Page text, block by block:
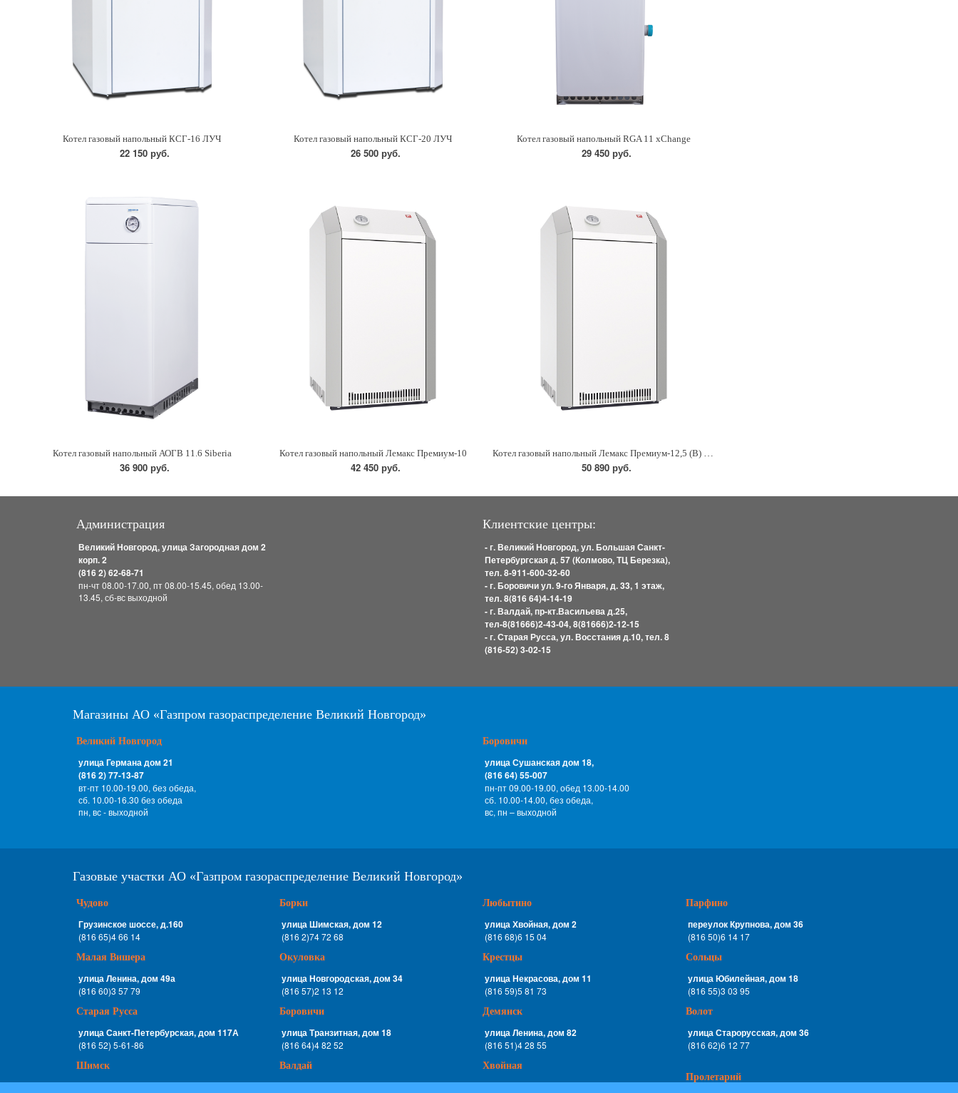
Котел газовый напольный КСГ-16 ЛУЧ
22 150 руб.
Котел газовый напольный КСГ-20 ЛУЧ
26 500 руб.
Котел газовый напольный RGA 11 xChange
29 450 руб.
Котел газовый напольный АОГВ 11.6 Siberia
36 900 руб.
Котел газовый напольный Лемакс Премиум-10
42 450 руб.
Котел газовый напольный Лемакс Премиум-12,5 (В) двухконтурный
50 890 руб.
Администрация
Великий Новгород, улица Загородная дом 2
корп. 2
(816 2) 62-68-71
пн-чт 08.00-17.00, пт 08.00-15.45, обед 13.00-
13.45, сб-вс выходной
Клиентские центры:
- г. Великий Новгород, ул. Большая Санкт-
Петербургская д. 57 (Колмово, ТЦ Березка),
тел. 8-911-600-32-60
- г. Боровичи ул. 9-го Января, д. 33, 1 этаж,
тел. 8(816 64)4-14-19
- г. Валдай, пр-кт.Васильева д.25,
тел-8(81666)2-43-04, 8(81666)2-12-15
- г. Старая Русса, ул. Восстания д.10, тел. 8
(816-52) 3-02-15
Магазины АО «Газпром газораспределение Великий Новгород»
Великий Новгород
улица Германа дом 21
(816 2) 77-13-87
вт-пт 10.00-19.00, без обеда,
сб. 10.00-16.30 без обеда
пн, вс - выходной
Боровичи
улица Сушанская дом 18,
(816 64) 55-007
пн-пт 09.00-19.00, обед 13.00-14.00
сб. 10.00-14.00, без обеда,
вс, пн – выходной
Газовые участки АО «Газпром газораспределение Великий Новгород»
Чудово
Грузинское шоссе, д.160
(816 65)4 66 14
Малая Вишера
улица Ленина, дом 49а
(816 60)3 57 79
Старая Русса
улица Санкт-Петербурская, дом 117А
(816 52) 5-61-86
Шимск
улица Ленина, дом 66
Борки
улица Шимская, дом 12
(816 2)74 72 68
Окуловка
улица Новгородская, дом 34
(816 57)2 13 12
Боровичи
улица Транзитная, дом 18
(816 64)4 82 52
Валдай
Дворецкий переезд, дом 5
Любытино
улица Хвойная, дом 2
(816 68)6 15 04
Крестцы
улица Некрасова, дом 11
(816 59)5 81 73
Демянск
улица Ленина, дом 82
(816 51)4 28 55
Хвойная
улица Советская, дом 8
Парфино
переулок Крупнова, дом 36
(816 50)6 14 17
Сольцы
улица Юбилейная, дом 18
(816 55)3 03 95
Волот
улица Старорусская, дом 36
(816 62)6 12 77
Пролетарий